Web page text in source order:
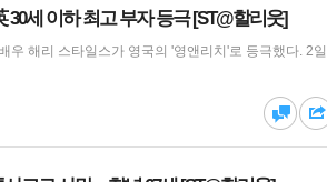
댓글 공유
30세 이하 최고 부자 등극 [ST@할리웃]
우 해리 스타일스가 영국의 '영앤리치'로 등극했다. 2일